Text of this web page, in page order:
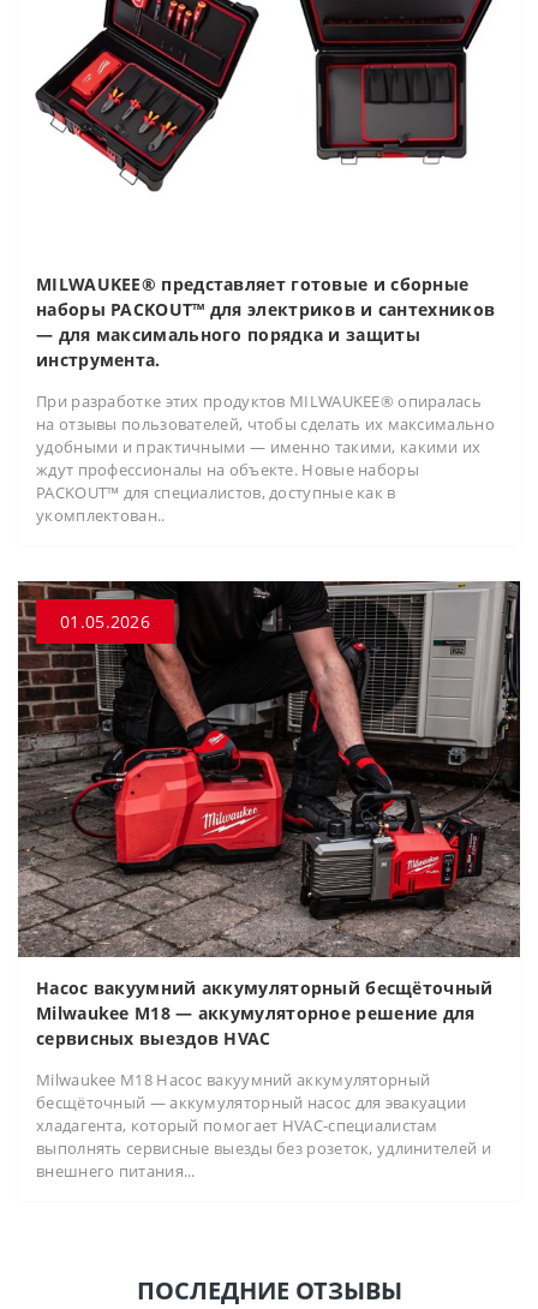
MILWAUKEE® представляет готовые и сборные
наборы PACKOUT™ для электриков и сантехников
— для максимального порядка и защиты
инструмента.
При разработке этих продуктов MILWAUKEE® опиралась
на отзывы пользователей, чтобы сделать их максимально
удобными и практичными — именно такими, какими их
ждут профессионалы на объекте. Новые наборы
PACKOUT™ для специалистов, доступные как в
укомплектован..
01.05.2026
Насос вакуумний аккумуляторный бесщёточный
Milwaukee M18 — аккумуляторное решение для
сервисных выездов HVAC
Milwaukee M18 Насос вакуумний аккумуляторный
бесщёточный — аккумуляторный насос для эвакуации
хладагента, который помогает HVAC-специалистам
выполнять сервисные выезды без розеток, удлинителей и
внешнего питания...
ПОСЛЕДНИЕ ОТЗЫВЫ